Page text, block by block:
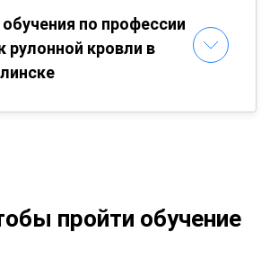
по профессии
рулонной кровли в
пройти обучение